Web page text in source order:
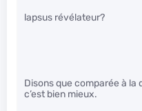
lapsus révélateur?
Disons que comparée à
c’est bien mieux.